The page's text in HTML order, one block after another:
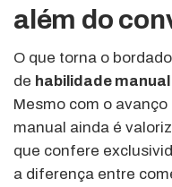
além do
O que torna o
de habilidade manual
Mesmo com o
manual ainda é
que confere
a diferença entre